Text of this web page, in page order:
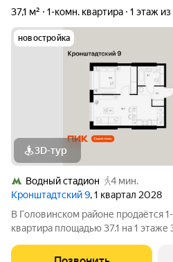
37,1 м²
1-комн. квартира 1 этаж из
новостройка
3D-тур
Водный стадион
4 мин.
Кронштадтский 9, 1 квартал 2028
В Головинском районе продаётся
квартира площадью 37.1 на 1
расположение 3 минуты пешком